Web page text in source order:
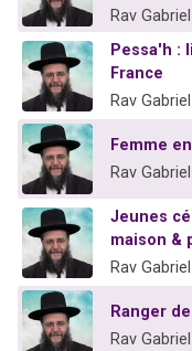
Rav
Pessa'h :
France
Rav
Femme
Rav
Jeunes
maison &
Rav
Ranger
Rav